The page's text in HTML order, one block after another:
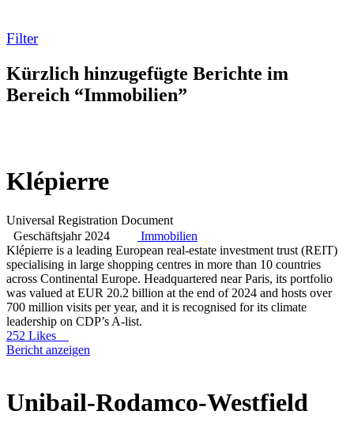
Filter
Kürzlich hinzugefügte Berichte im
Bereich “Immobilien”
Klépierre
Universal Registration Document
Geschäftsjahr 2024
Immobilien
Klépierre is a leading European real-estate investment trust (REIT)
specialising in large shopping centres in more than 10 countries
across Continental Europe. Headquartered near Paris, its portfolio
was valued at EUR 20.2 billion at the end of 2024 and hosts over
700 million visits per year, and it is recognised for its climate
leadership on CDP’s A-list.
252 Likes
Bericht anzeigen
Unibail-Rodamco-Westfield